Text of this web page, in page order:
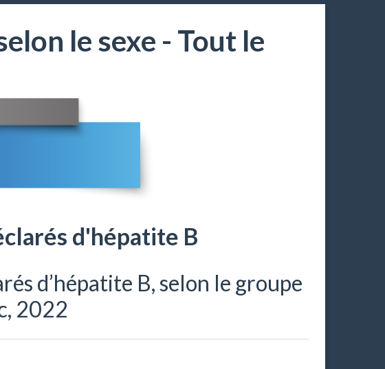
le sexe - Tout le
d'hépatite B
d’hépatite B, selon le groupe
2022